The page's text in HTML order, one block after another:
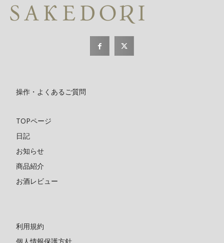
操作・よくあるご質問
TOPページ
日記
お知らせ
商品紹介
お酒レビュー
利用規約